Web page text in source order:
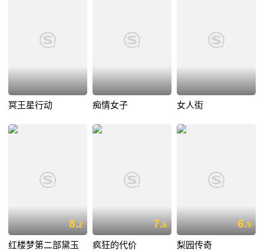
冥王星行动 痴情女子 女人街
8.2
红楼梦第二部黛玉
7.6
疯狂的代价
6.9
梨园传奇